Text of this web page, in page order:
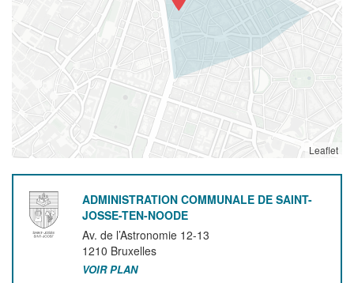
Leaflet
ADMINISTRATION COMMUNALE DE SAINT-
JOSSE-TEN-NOODE
Av. de l’Astronomie 12-13
1210 Bruxelles
VOIR PLAN